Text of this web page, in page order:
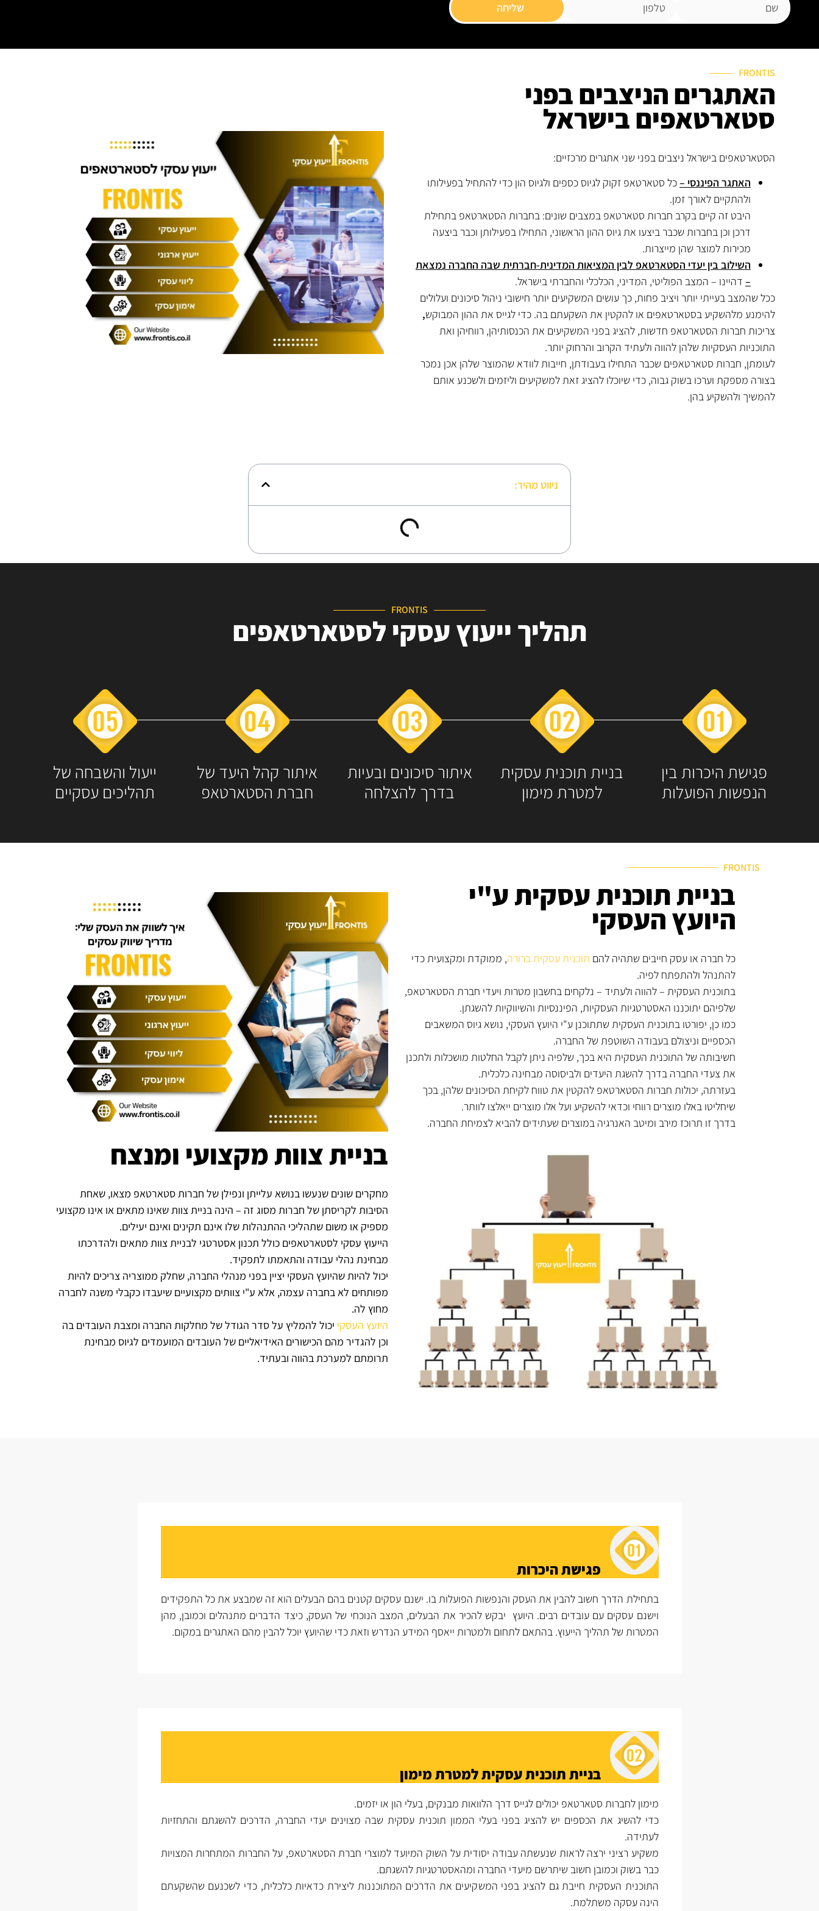
שליחה
FRONTIS
האתגרים הניצבים בפני
סטארטאפים בישראל
הסטארטאפים בישראל ניצבים בפני שני אתגרים מרכזיים:
האתגר הפיננסי –כל סטארטאפ זקוק לגיוס כספים ולגיוס הון כדי להתחיל בפעילותו
ולהתקיים לאורך זמן.
היבט זה קיים בקרב חברות סטארטאפ במצבים שונים: בחברות הסטארטאפ בתחילת
דרכן וכן בחברות שכבר ביצעו את גיוס ההון הראשוני, התחילו בפעילותן וכבר ביצעה
מכירות למוצר שהן מייצרות.
השילוב בין יעדי הסטארטאפ לבין המציאות המדינית-חברתית שבה החברה נמצאת
– דהיינו – המצב הפוליטי, המדיני, הכלכלי והחברתי בישראל.
ככל שהמצב בעייתי יותר ויציב פחות, כך עושים המשקיעים יותר חישובי ניהול סיכונים ועלולים
להימנע מלהשקיע בסטארטאפים או להקטין את השקעתם בה. כדי לגייס את ההון המבוקש,
צריכות חברות הסטארטאפ חדשות, להציג בפני המשקיעים את הכנסותיהן, רווחיהן ואת
התוכניות העסקיות שלהן להווה ולעתיד הקרוב והרחוק יותר.
לעומתן, חברות סטארטאפים שכבר התחילו בעבודתן, חייבות לוודא שהמוצר שלהן אכן נמכר
בצורה מספקת וערכו בשוק גבוה, כדי שיוכלו להציג זאת למשקיעים וליזמים ולשכנע אותם
להמשיך ולהשקיע בהן.
ניווט מהיר:
FRONTIS
תהליך ייעוץ עסקי לסטארטאפים
פגישת היכרות​ בין
הנפשות הפועלות
בניית תוכנית עסקית
למטרת מימון
איתור סיכונים ובעיות
בדרך להצלחה
איתור קהל היעד של
חברת הסטארטאפ
ייעול והשבחה של
תהליכים עסקיים
FRONTIS
בניית תוכנית עסקית ע"י
היועץ העסקי
כל חברה או עסק חייבים שתהיה להם תוכנית עסקית ברורה, ממוקדת ומקצועית כדי
להתנהל ולהתפתח לפיה.
בתוכנית העסקית – להווה ולעתיד – נלקחים בחשבון מטרות ויעדי חברת הסטארטאפ,
שלפיהם יתוכננו האסטרטגיות העסקיות, הפיננסיות והשיווקיות להשגתן.
כמו כן, יפורטו בתוכנית העסקית שתתוכנן ע"י היועץ העסקי, נושא גיוס המשאבים
הכספיים וניצולם בעבודה השוטפת של החברה.
חשיבותה של התוכנית העסקית היא בכך, שלפיה ניתן לקבל החלטות מושכלות ולתכנן
את צעדי החברה בדרך להשגת היעדים ולביסוסה מבחינה כלכלית.
בעזרתה, יכולות חברות הסטארטאפ להקטין את טווח לקיחת הסיכונים שלהן, בכך
שיחליטו באלו מוצרים רווחי וכדאי להשקיע ועל אלו מוצרים ייאלצו לוותר.
בדרך זו תרוכז מירב ומיטב האנרגיה במוצרים שעתידים להביא לצמיחת החברה.
בניית צוות מקצועי ומנצח
מחקרים שונים שנעשו בנושא עלייתן ונפילן של חברות סטארטאפ מצאו, שאחת
הסיבות לקריסתן של חברות מסוג זה – הינה בניית צוות שאינו מתאים או אינו מקצועי
מספיק או משום שתהליכי ההתנהלות שלו אינם תקינים ואינם יעילים.
הייעוץ עסקי לסטארטאפים כולל תכנון אסטרטגי לבניית צוות מתאים ולהדרכתו
מבחינת נהלי עבודה והתאמתו לתפקיד.
יכול להיות שהיועץ העסקי יציין בפני מנהלי החברה, שחלק ממוצריה צריכים להיות
מפותחים לא בחברה עצמה, אלא ע"י צוותים מקצועיים שיעבדו כקבלי משנה לחברה
מחוץ לה.
היועץ העסקי יכול להמליץ על סדר הגודל של מחלקות החברה ומצבת העובדים בה
וכן להגדיר מהם הכישורים האידיאליים של העובדים המועמדים לגיוס מבחינת
תרומתם למערכת בהווה ובעתיד.
פגישת היכרות
בתחילת הדרך חשוב להבין את העסק והנפשות הפועלות בו. ישנם עסקים קטנים בהם הבעלים הוא זה שמבצע את כל התפקידים
וישנם עסקים עם עובדים רבים. היועץ יבקש להכיר את הבעלים, המצב הנוכחי של העסק, כיצד הדברים מתנהלים וכמובן, מהן
המטרות של תהליך הייעוץ. בהתאם לתחום ולמטרות ייאסף המידע הנדרש וזאת כדי שהיועץ יוכל להבין מהם האתגרים במקום.
בניית תוכנית עסקית למטרת מימון
מימון לחברות סטארטאפ יכולים לגייס דרך הלוואות מבנקים, בעלי הון או יזמים.
כדי להשיג את הכספים יש להציג בפני בעלי הממון תוכנית עסקית שבה מצוינים יעדי החברה, הדרכים להשגתם והתחזיות
לעתידה.
משקיע רציני ירצה לראות שנעשתה עבודה יסודית על השוק המיועד למוצרי חברת הסטארטאפ, על החברות המתחרות המצויות
כבר בשוק וכמובן חשוב שיתרשם מיעדי החברה ומהאסטרטגיות להשגתם.
התוכנית העסקית חייבת גם להציג בפני המשקיעים את הדרכים המתוכננות ליצירת כדאיות כלכלית, כדי לשכנעם שהשקעתם
הינה עסקה משתלמת.